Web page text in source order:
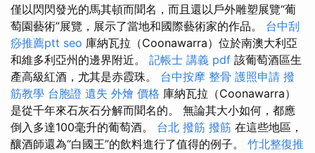
僅以閃閃發光的馬其頓而聞名，而且還以戶外雕塑展覽“葡
萄園藝術”展覽，展示了當地和國際藝術家的作品。 台中刮
痧推薦ptt seo 庫納瓦拉（Coonawarra）位於南澳大利亞
和維多利亞州的邊界附近。 記帳士 講義 pdf 該葡萄酒區生
產高級紅酒，尤其是赤霞珠。 台中按摩 整骨 護照申請 撥
筋教學 台胞證 遺失 外燴 價格 庫納瓦拉（Coonawarra）
是從千年來石灰石分解而聞名的。 無論其大小如何，都應
倒入多達100毫升的葡萄酒。 台北 撥筋 撥筋 在這些地區，
釀酒師還為“白國王”的飲料進行了值得的例子。 竹北整復推